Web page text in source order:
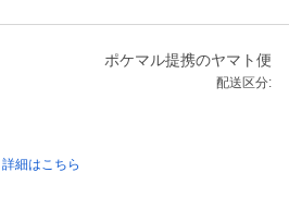
ポケマル提携のヤマト便
配送区分:
細はこちら